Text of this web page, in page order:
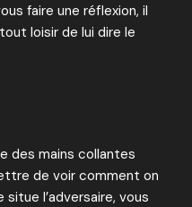
faire une réflexion, il
loisir de lui dire le
des mains collantes
de voir comment on
l’adversaire, vous